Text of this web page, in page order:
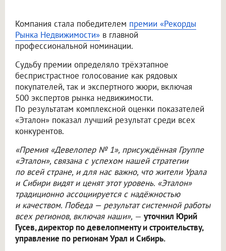
Компания стала победителем премии «Рекорды
Рынка Недвижимости» в главной
профессиональной номинации.
Судьбу премии определяло трёхэтапное
беспристрастное голосование как рядовых
покупателей, так и экспертного жюри, включая
500 экспертов рынка недвижимости.
По результатам комплексной оценки показателей
«Эталон» показал лучший результат среди всех
конкурентов.
«Премия «Девелопер № 1», присуждённая Группе
«Эталон», связана с успехом нашей стратегии
по всей стране, и для нас важно, что жители Урала
и Сибири видят и ценят этот уровень. «Эталон»
традиционно ассоциируется с надёжностью
и качеством. Победа — результат системной работы
всех регионов, включая наши», — уточнил Юрий
Гусев, директор по девелопменту и строительству,
управление по регионам Урал и Сибирь.